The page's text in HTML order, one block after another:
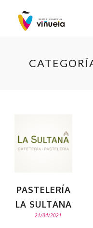
PASTELERÍA
LA SULTANA
21/04/2021